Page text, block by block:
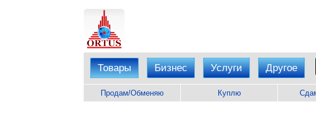
Товары Бизнес Услуги Другое
Продам/Обменяю Куплю